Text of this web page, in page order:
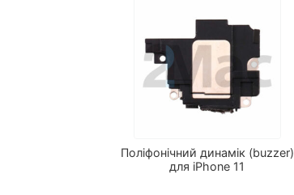
Поліфонічний динамік (buzzer)
для iPhone 11